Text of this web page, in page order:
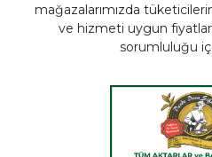
mağazalarımızda
ve hizmeti uygun
sorumluluğu